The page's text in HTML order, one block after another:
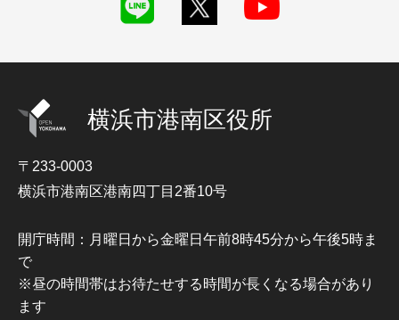
横浜市港南区役所
〒233-0003
横浜市港南区港南四丁目2番10号
開庁時間：月曜日から金曜日午前8時45分から午後5時ま
で
※昼の時間帯はお待たせする時間が長くなる場合があり
ます